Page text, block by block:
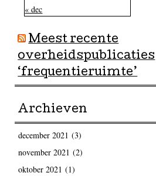
« dec
Meest recente
overheidspublicaties
‘frequentieruimte’
Archieven
december 2021 (3)
november 2021 (2)
oktober 2021 (1)